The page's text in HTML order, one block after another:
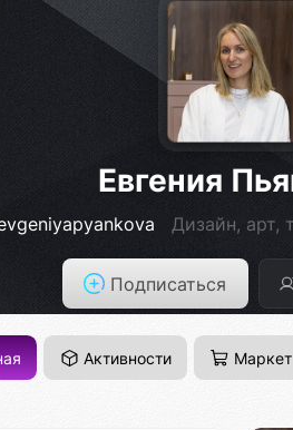
Евгения
Дизайн, арт,
Подписаться
Активности Маркет